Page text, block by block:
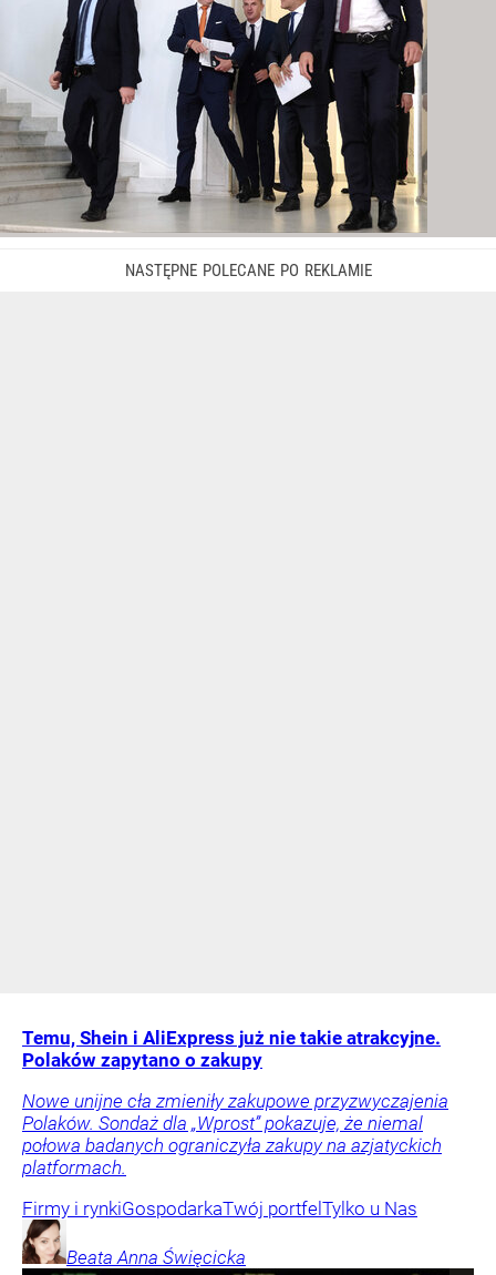
Temu, Shein i AliExpress już nie takie atrakcyjne.
Polaków zapytano o zakupy
Nowe unijne cła zmieniły zakupowe przyzwyczajenia
Polaków. Sondaż dla „Wprost” pokazuje, że niemal
połowa badanych ograniczyła zakupy na azjatyckich
platformach.
Firmy i rynkiGospodarkaTwój portfel Tylko u Nas
Beata Anna Święcicka